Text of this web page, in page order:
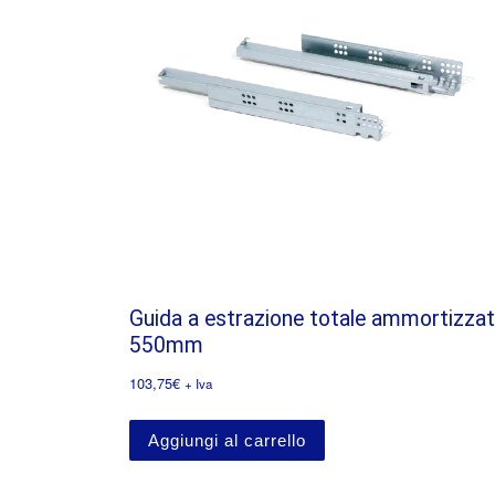
Guida a estrazione totale
550mm
103,75€ + Iva
Aggiungi al carrello